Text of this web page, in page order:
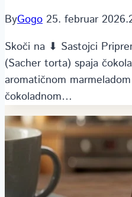
ByGogo 25. februar 2026.
Skoči na ⬇ Sastojci
(Sacher torta) spaja
aromatičnom
čokoladnom…